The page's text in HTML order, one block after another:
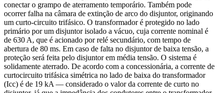
conectar o grampo de aterramento temporário. Também pode
ocorrer falha na câmara de extinção de arco do disjuntor, originando
um curto-circuito trifásico. O transformador é protegido no lado
primário por um disjuntor isolado a vácuo, cuja corrente nominal é
de 630 A, que é acionado por relé secundário, com tempo de
abertura de 80 ms. Em caso de falta no disjuntor de baixa tensão, a
proteção será feita pelo disjuntor em média tensão. O sistema é
solidamente aterrado. De acordo com a concessionária, a corrente de
curtocircuito trifásica simétrica no lado de baixa do transformador
(Icc) é de 19 kA — considerado o valor da corrente de curto no